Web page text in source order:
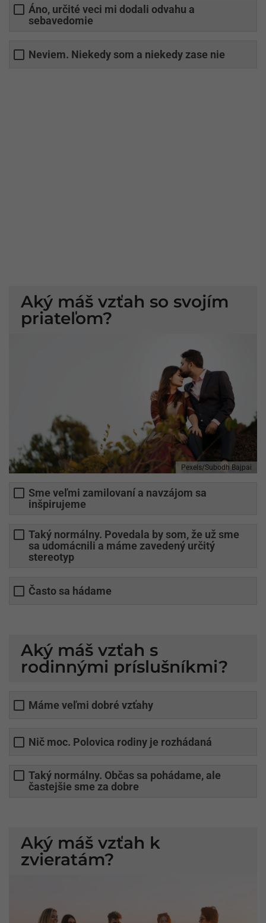
Áno, určité veci mi dodali odvahu a
sebavedomie
Neviem. Niekedy som a niekedy zase nie
Aký máš vzťah so svojím
priateľom?
Pexels/Subodh Bajpai
Sme veľmi zamilovaní a navzájom sa
inšpirujeme
Taký normálny. Povedala by som, že už sme
sa udomácnili a máme zavedený určitý
stereotyp
Často sa hádame
Aký máš vzťah s
rodinnými príslušníkmi?
Máme veľmi dobré vzťahy
Nič moc. Polovica rodiny je rozhádaná
Taký normálny. Občas sa pohádame, ale
častejšie sme za dobre
Aký máš vzťah k
zvieratám?